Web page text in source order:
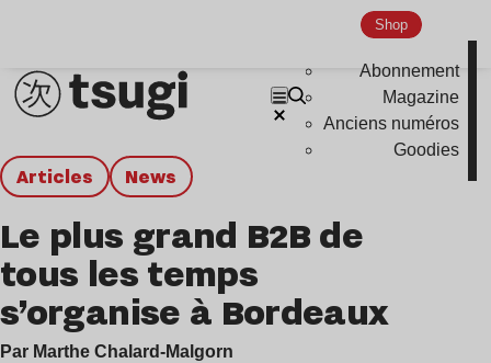
Shop
Abonnement
Magazine
Anciens numéros
Goodies
Articles news
Le plus grand B2B de
tous les temps
s’organise à Bordeaux
Par Marthe Chalard-Malgorn